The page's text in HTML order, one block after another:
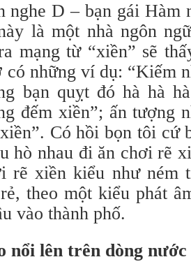
nghe D – bạn gái Hàm
là một nhà ngôn
mạng từ “xiền” sẽ
những ví dụ: “Kiếm
bạn quỵt đó hà hà
đếm xiền”; ấn tượng
Có hồi bọn tôi cứ
hò nhau đi ăn chơi rẽ
rẽ xiền kiểu như ném
theo một kiểu phát
vào thành phố.
nổi lên trên dòng nước